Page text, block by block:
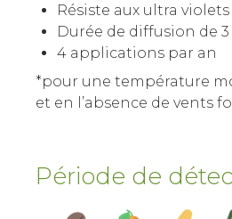
Résiste aux ultra
Durée de diffusion de
4 applications par an
*pour une température
et en l’absence de vents
Période de